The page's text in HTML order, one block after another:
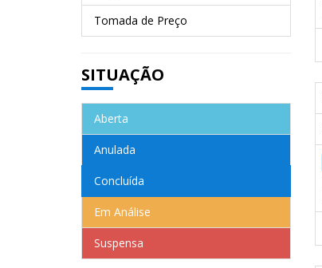
Tomada de Preço
SITUAÇÃO
Aberta
Anulada
Concluída
Em Análise
Suspensa